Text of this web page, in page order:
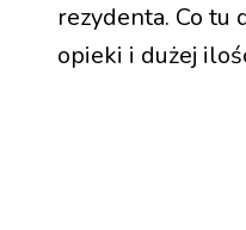
rezydenta. Co tu
opieki i dużej